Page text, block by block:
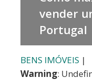
vender
Portugal
BENS IMÓVEIS |
Warning: